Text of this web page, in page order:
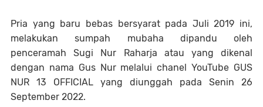
Pria yang baru bebas bersyarat pada Juli 2019 ini,
melakukan sumpah mubaha dipandu oleh
penceramah Sugi Nur Raharja atau yang dikenal
dengan nama Gus Nur melalui chanel YouTube GUS
NUR 13 OFFICIAL yang diunggah pada Senin 26
September 2022.